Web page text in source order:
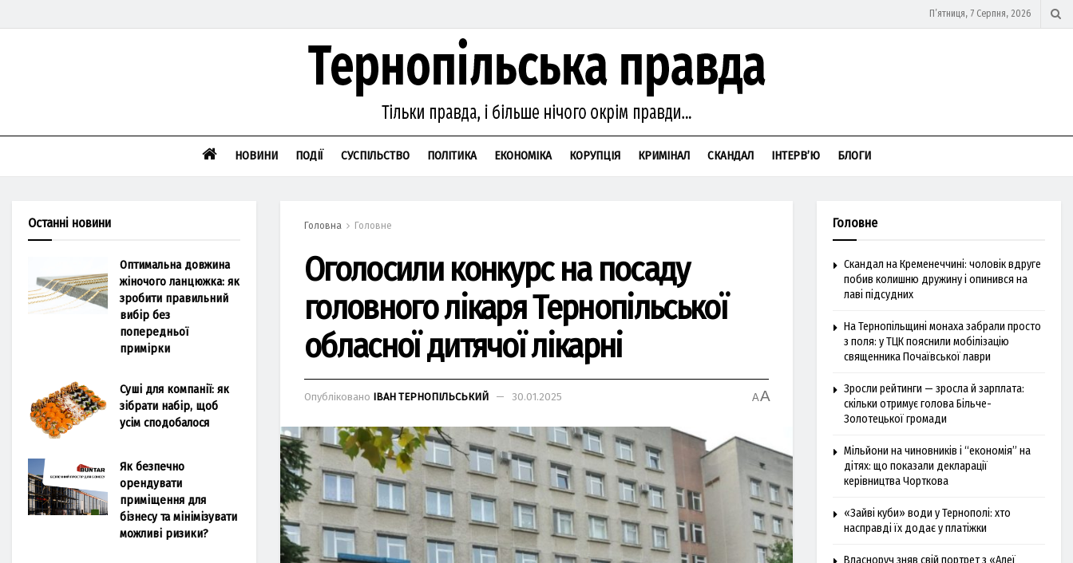
П’ятниця, 7 Серпня, 2026
НОВИНИ ПОДІЇ СУСПІЛЬСТВО ПОЛІТИКА ЕКОНОМІКА КОРУПЦІЯ КРИМІНАЛ СКАНДАЛ ІНТЕРВ’Ю БЛОГИ
Головна Головне
Оголосили конкурс на посаду
головного лікаря Тернопільської
обласної дитячої лікарні
Опубліковано ІВАН ТЕРНОПІЛЬСЬКИЙ 30.01.2025 AA
Останні новини
Оптимальна довжина
жіночого ланцюжка: як
зробити правильний
вибір без
попередньої
примірки
Суші для компанії: як
зібрати набір, щоб
усім сподобалося
Як безпечно
орендувати
приміщення для
бізнесу та мінімізувати
можливі ризики?
Головне
Скандал на Кременеччині: чоловік вдруге
побив колишню дружину і опинився на
лаві підсудних
На Тернопільщині монаха забрали просто
з поля: у ТЦК пояснили мобілізацію
священника Почаївської лаври
Зросли рейтинги — зросла й зарплата:
скільки отримує голова Більче-
Золотецької громади
Мільйони на чиновників і “економія” на
дітях: що показали декларації
керівництва Чорткова
«Зайві куби» води у Тернополі: хто
насправді їх додає у платіжки
Власноруч зняв свій портрет з «Алеї